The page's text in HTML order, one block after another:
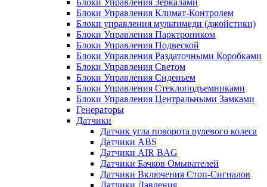
Блоки Управления Зеркалами
Блоки Управления Климат-Контролем
Блоки управления мультимеди (джойстики)
Блоки Управления Парктроником
Блоки Управления Подвеской
Блоки Управления Раздаточными Коробками
Блоки Управления Светом
Блоки Управления Сиденьем
Блоки Управления Стеклоподъемниками
Блоки Управления Центральными Замками
Генераторы
Датчики
Датчик угла поворота рулевого колеса
Датчики ABS
Датчики AIR BAG
Датчики Бачков Омывателей
Датчики Включения Стоп-Сигналов
Датчики Давления